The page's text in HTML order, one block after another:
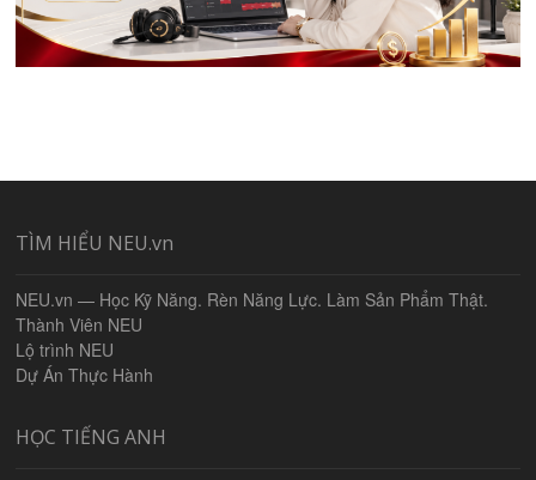
TÌM HIỂU NEU.vn
NEU.vn — Học Kỹ Năng. Rèn Năng Lực. Làm Sản Phẩm Thật.
Thành Viên NEU
Lộ trình NEU
Dự Án Thực Hành
HỌC TIẾNG ANH